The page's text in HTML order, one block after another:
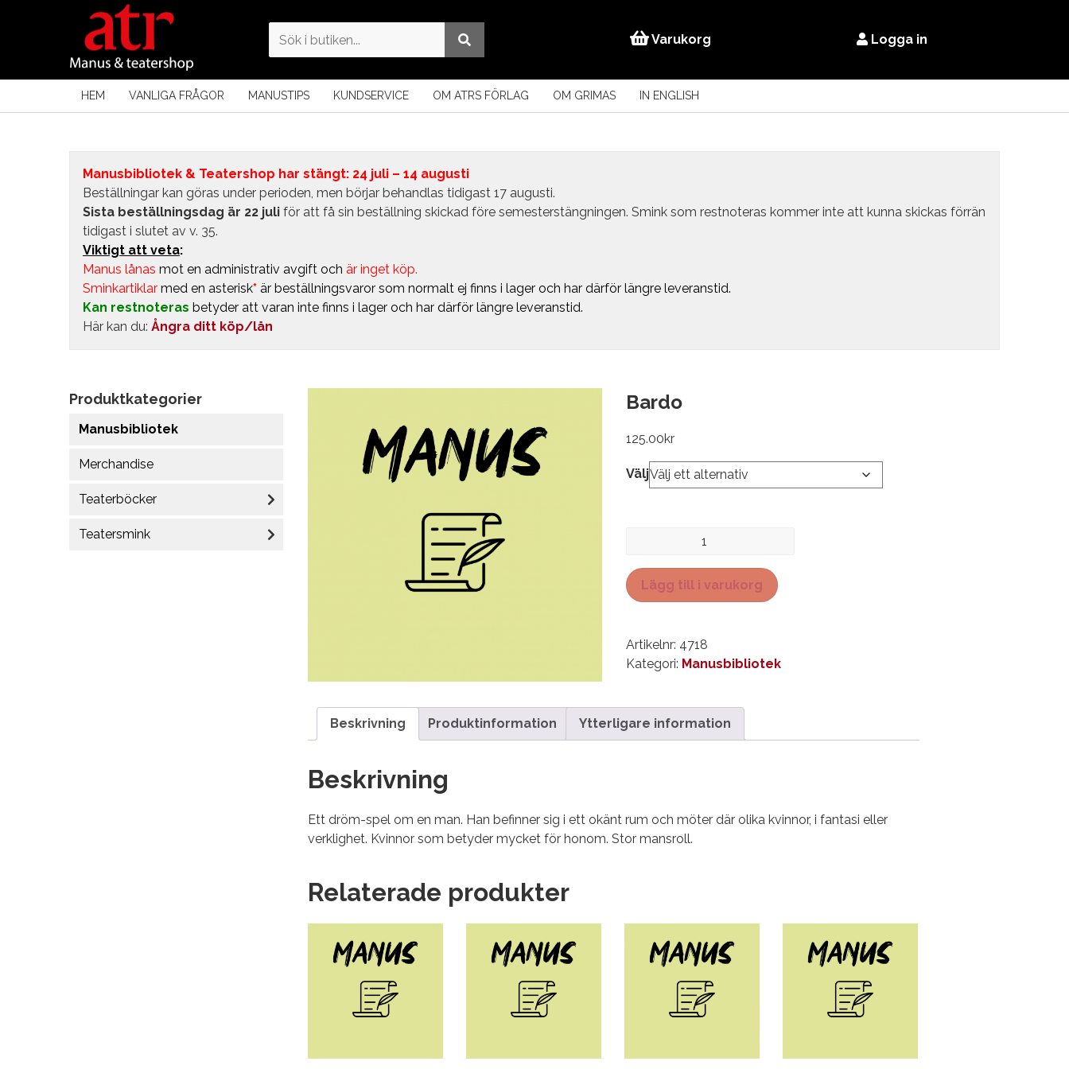
Varukorg Logga in
HEM VANLIGA FRÅGOR MANUSTIPS KUNDSERVICE OM ATRS FÖRLAG OM GRIMAS IN ENGLISH
Manusbibliotek & Teatershop har stängt: 24 juli – 14 augusti
Beställningar kan göras under perioden, men börjar behandlas tidigast 17 augusti.
Sista beställningsdag är 22 juli för att få sin beställning skickad före semesterstängningen. Smink som restnoteras kommer inte att kunna skickas förrän
tidigast i slutet av v. 35.
Viktigt att veta:
Manus lånas mot en administrativ avgift och är inget köp.
Sminkartiklar med en asterisk* är beställningsvaror som normalt ej finns i lager och har därför längre leveranstid.
Kan restnoteras betyder att varan inte finns i lager och har därför längre leveranstid.
Här kan du: Ångra ditt köp/lån
Produktkategorier
Manusbibliotek
Merchandise
Teaterböcker
Teatersmink
Bardo
125.00kr
Välj
Lägg till i varukorg
Artikelnr: 4718
Kategori: Manusbibliotek
Beskrivning Produktinformation Ytterligare information
Beskrivning
Ett dröm-spel om en man. Han befinner sig i ett okänt rum och möter där olika kvinnor, i fantasi eller
verklighet. Kvinnor som betyder mycket för honom. Stor mansroll.
Relaterade produkter